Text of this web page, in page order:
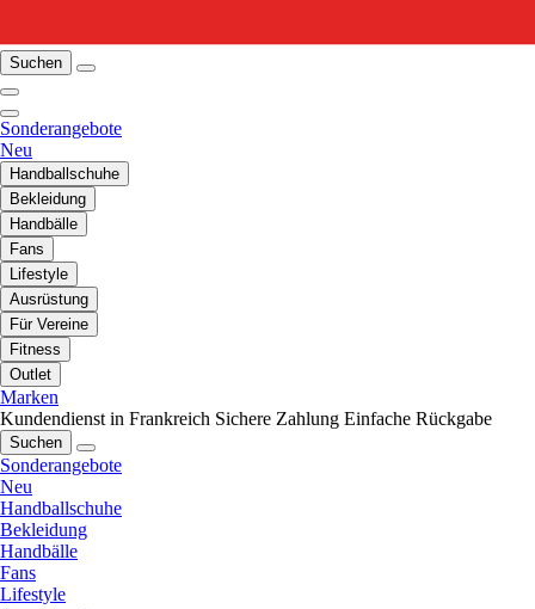
Suchen
Sonderangebote
Neu
Handballschuhe
Bekleidung
Handbälle
Fans
Lifestyle
Ausrüstung
Für Vereine
Fitness
Outlet
Marken
Kundendienst in Frankreich Sichere Zahlung Einfache Rückgabe
Suchen
Sonderangebote
Neu
Handballschuhe
Bekleidung
Handbälle
Fans
Lifestyle